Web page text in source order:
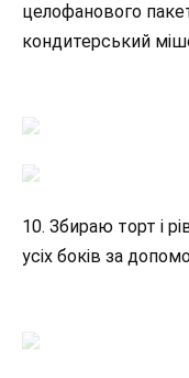
целофанового
кондитерський
10. Збираю торт і
усіх боків за